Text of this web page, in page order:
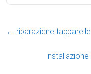
← riparazione